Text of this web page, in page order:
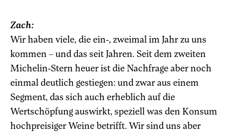
Zach:
Wir haben viele, die ein-, zweimal im Jahr zu uns
kommen – und das seit Jahren. Seit dem zweiten
Michelin-Stern heuer ist die Nachfrage aber noch
einmal deutlich gestiegen: und zwar aus einem
Segment, das sich auch erheblich auf die
Wertschöpfung auswirkt, speziell was den Konsum
hochpreisiger Weine betrifft. Wir sind uns aber